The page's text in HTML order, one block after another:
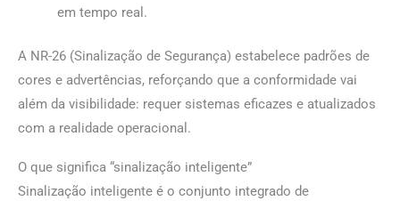
em tempo real.
A NR-26 (Sinalização de Segurança) estabelece padrões de
cores e advertências, reforçando que a conformidade vai
além da visibilidade: requer sistemas eficazes e atualizados
com a realidade operacional.
O que significa “sinalização inteligente”
Sinalização inteligente é o conjunto integrado de